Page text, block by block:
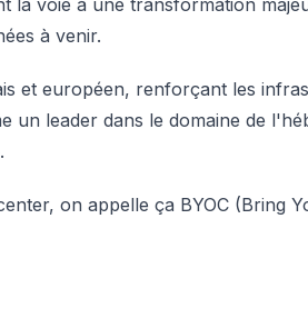
à venir.
et européen, renforçant les
un leader dans le domaine de
on appelle ça BYOC (Bring